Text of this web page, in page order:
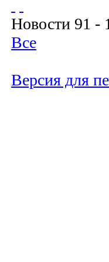
Новости 91 -
Все
Версия для